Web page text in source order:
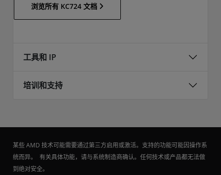
浏览所有 KC724 文档
工具和 IP
培训和支持
某些 AMD 技术可能需要通过第三方启用或激活。支持的功能可能因操作系
统而异。 有关具体功能，请与系统制造商确认。任何技术或产品都无法做
到绝对安全。